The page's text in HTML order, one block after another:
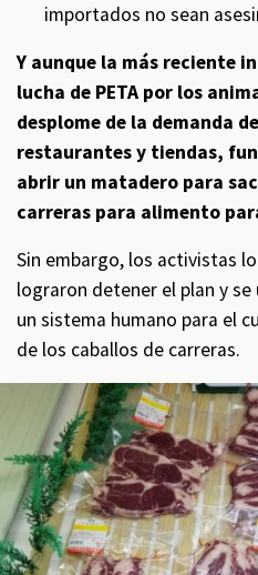
importados no sean
Y aunque la más reciente
lucha de PETA por los
desplome de la demanda
restaurantes y tiendas,
abrir un matadero para
carreras para alimento
Sin embargo, los activistas
lograron detener el plan y se
un sistema humano para el
de los caballos de carreras.